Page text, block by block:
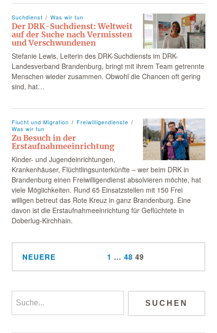
Suchdienst Was wir tun
Der DRK-Suchdienst: Weltweit
auf der Suche nach Vermissten
und Verschwundenen
Stefanie Lewis, Leiterin des DRK-Suchdiensts im DRK-
Landesverband Brandenburg, bringt mit ihrem Team getrennte
Menschen wieder zusammen. Obwohl die Chancen oft gering
sind, hat…
Flucht und Migration
Freiwilligendienste
Was wir tun
Zu Besuch in der
Erstaufnahmeeinrichtung
Kinder- und Jugendeinrichtungen,
Krankenhäuser, Flüchtlingsunterkünfte – wer beim DRK in
Brandenburg einen Freiwilligendienst absolvieren möchte, hat
viele Möglichkeiten. Rund 65 Einsatzstellen mit 150 Frei
willigen betreut das Rote Kreuz in ganz Brandenburg. Eine
davon ist die Erstaufnahmeeinrichtung für Geflüchtete in
Doberlug-Kirchhain.
NEUERE 1 … 48 49